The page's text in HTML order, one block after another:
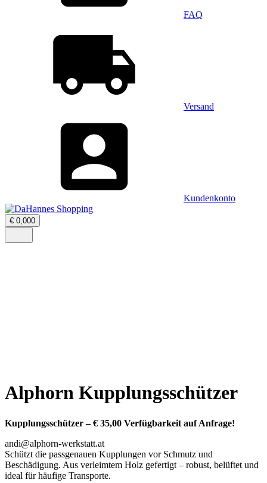
FAQ
Versand
Kundenkonto
€ 0,000Warenkorb
öffnen
Menü
Alphorn Kupplungsschützer
Kupplungsschützer – € 35,00 Verfügbarkeit auf Anfrage!
andi@alphorn-werkstatt.at
Schützt die passgenauen Kupplungen vor Schmutz und
Beschädigung. Aus verleimtem Holz gefertigt – robust, belüftet und
ideal für häufige Transporte.